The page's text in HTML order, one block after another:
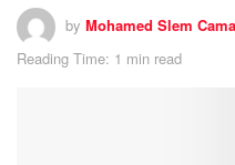
by Mohamed Slem
Reading Time: 1 min read